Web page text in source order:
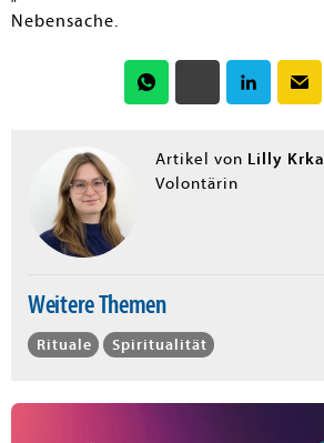
Nebensache.
Artikel von Lilly Krka
Volontärin
Weitere Themen
Rituale Spiritualität